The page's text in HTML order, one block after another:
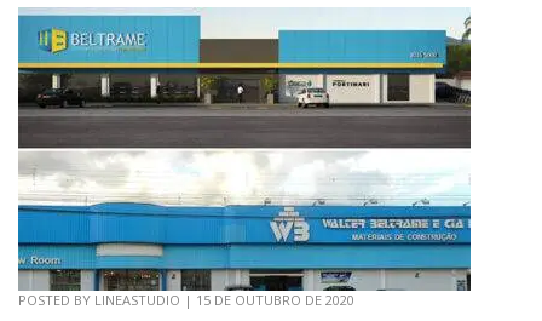
POSTED BY LINEASTUDIO | 15 DE OUTUBRO DE 2020